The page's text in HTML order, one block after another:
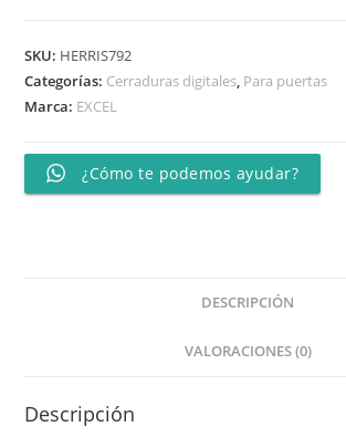
SKU: HERRIS792
Categorías: Cerraduras digitales, Para puertas
Marca: EXCEL
¿Cómo te podemos ayudar?
DESCRIPCIÓN
VALORACIONES (0)
Descripción